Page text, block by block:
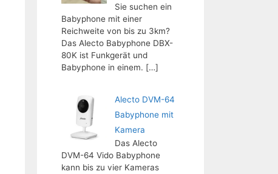
Sie suchen ein
Babyphone mit einer
Reichweite von bis zu 3km?
Das Alecto Babyphone DBX-
80K ist Funkgerät und
Babyphone in einem. […]
Alecto DVM-64
Babyphone mit
Kamera
Das Alecto
DVM-64 Vido Babyphone
kann bis zu vier Kameras